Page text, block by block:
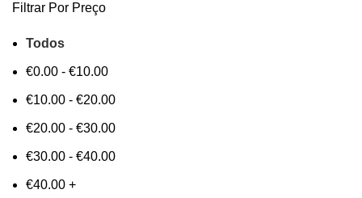
Filtrar Por Preço
Todos
€0.00 - €10.00
€10.00 - €20.00
€20.00 - €30.00
€30.00 - €40.00
€40.00 +